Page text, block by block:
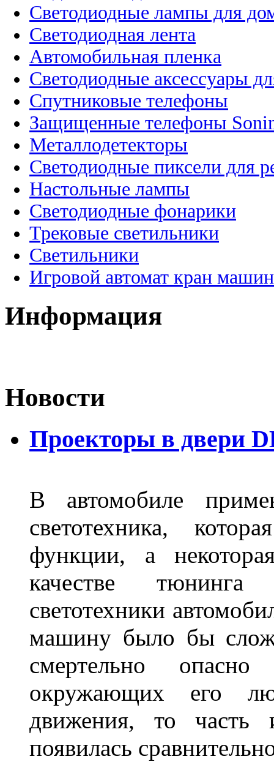
Светодиодные лампы для
Светодиодная лента
Автомобильная пленка
Светодиодные аксессуары
Спутниковые телефоны
Защищенные телефоны
Металлодетекторы
Светодиодные пиксели для
Настольные лампы
Светодиодные фонарики
Трековые светильники
Светильники
Игровой автомат кран
Информация
Новости
Проекторы в двери
В автомобиле
светотехника,
функции, а
качестве
светотехники
машину было бы
смертельно
окружающих его
движения, то часть
появилась